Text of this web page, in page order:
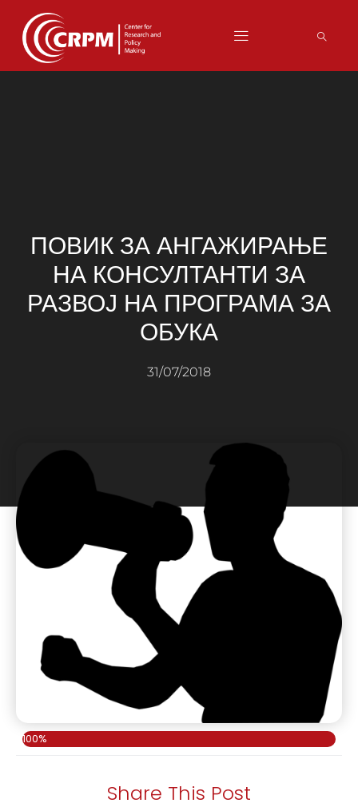
ПОВИК ЗА АНГАЖИРАЊЕ
НА КОНСУЛТАНТИ ЗА
РАЗВОЈ НА ПРОГРАМА ЗА
ОБУКА
31/07/2018
100%
Share This Post